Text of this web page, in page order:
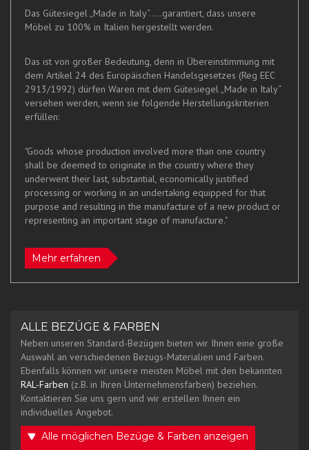
Das Gütesiegel „Made in Italy“.....garantiert, dass unsere
Möbel zu 100% in Italien hergestellt werden.
Das ist von großer Bedeutung, denn in Übereinstimmung mit
dem Artikel 24 des Europäischen Handelsgesetzes (Reg EEC
2913/1992) dürfen Waren mit dem Gütesiegel „Made in Italy“
versehen werden, wenn sie folgende Herstellungskriterien
erfüllen:
"Goods whose production involved more than one country
shall be deemed to originate in the country where they
underwent their last, substantial, economically justified
processing or working in an undertaking equipped for that
purpose and resulting in the manufacture of a new product or
representing an important stage of manufacture."
Mehr erfahren
ALLE BEZÜGE & FARBEN
Neben unseren Standard-Bezügen bieten wir Ihnen eine große
Auswahl an verschiedenen Bezugs-Materialien und Farben.
Ebenfalls können wir unsere meisten Möbel mit den bekannten
RAL-Farben (z.B. in Ihren Unternehmensfarben) beziehen.
Kontaktieren Sie uns gern und wir erstellen Ihnen ein
individuelles Angebot.
Alle möglichen Bezüge & Farben anzeigen